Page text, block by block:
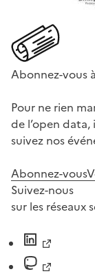
Abonnez-vous
Pour ne rien
de l’open
suivez nos
Abonnez-vous
Suivez-nous
sur les réseaux